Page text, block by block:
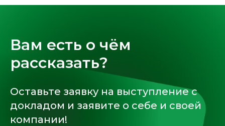
Вам есть о чём
рассказать?
Оставьте заявку на выступление с
докладом и заявите о себе и своей
компании!